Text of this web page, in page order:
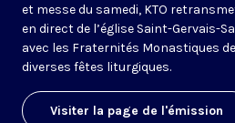
et messe du samedi, KTO
en direct de l’église Saint-Gervais-
avec les Fraternités Monastiques
diverses fêtes liturgiques.
Visiter la page de l'émission